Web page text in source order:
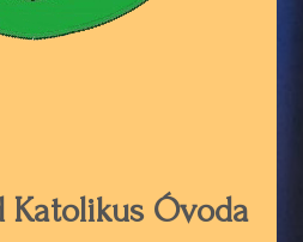
Katolikus Óvoda